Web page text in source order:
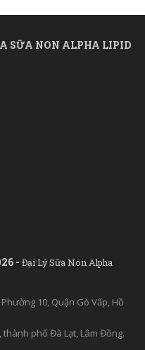
SỮA NON ALPHA LIPID
- Đại Lý Sữa Non Alpha
10, Quận Gò Vấp, Hồ
phố Đà Lạt, Lâm Đồng.